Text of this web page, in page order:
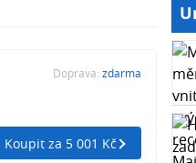
Doprava: zdarma
Koupit za 5 001 Kč